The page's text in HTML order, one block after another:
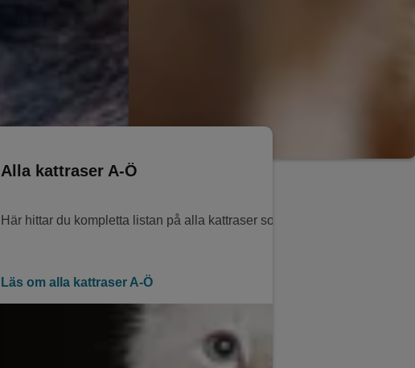
Alla kattraser A-Ö
Här hittar du kompletta listan på alla kattraser som är godkända i
Läs om alla kattraser A-Ö